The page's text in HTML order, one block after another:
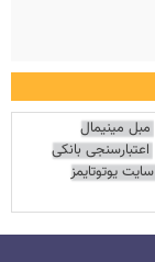
مبل مینیمال
اعتبارسنجی بانکی
سایت یوتوتایمز